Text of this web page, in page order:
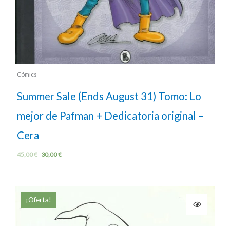
Cómics
Summer Sale (Ends August 31) Tomo: Lo
mejor de Pafman + Dedicatoria original –
Cera
45,00€ 30,00€
¡Oferta!